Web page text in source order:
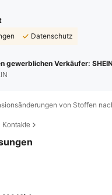
Datenschutz
gewerblichen Verkäufer: SHEIN
von Stoffen